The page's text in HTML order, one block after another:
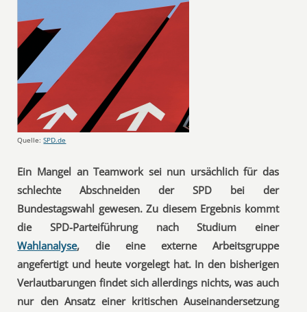
Quelle:SPD.de
Ein Mangel an Teamwork sei nun ursächlich für das
schlechte Abschneiden der SPD bei der
Bundestagswahl gewesen. Zu diesem Ergebnis kommt
die SPD-Parteiführung nach Studium einer
Wahlanalyse, die eine externe Arbeitsgruppe
angefertigt und heute vorgelegt hat. In den bisherigen
Verlautbarungen findet sich allerdings nichts, was auch
nur den Ansatz einer kritischen Auseinandersetzung